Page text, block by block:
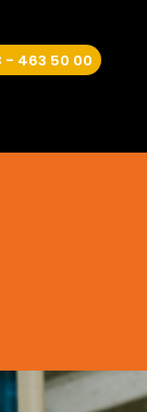
- 463 50 00